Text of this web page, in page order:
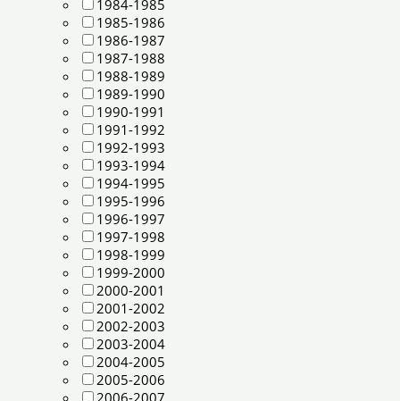
1984-1985
1985-1986
1986-1987
1987-1988
1988-1989
1989-1990
1990-1991
1991-1992
1992-1993
1993-1994
1994-1995
1995-1996
1996-1997
1997-1998
1998-1999
1999-2000
2000-2001
2001-2002
2002-2003
2003-2004
2004-2005
2005-2006